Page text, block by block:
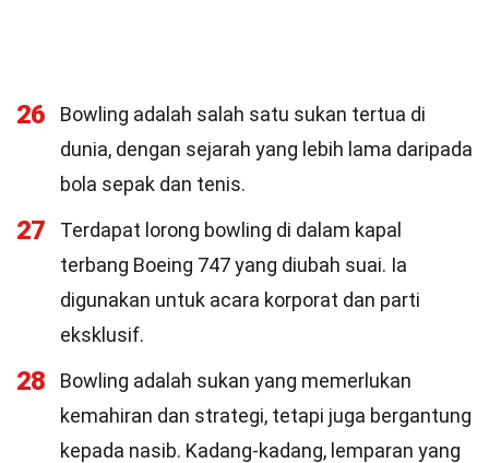
26
Bowling adalah salah satu sukan tertua di
dunia, dengan sejarah yang lebih lama daripada
bola sepak dan tenis.
27
Terdapat lorong bowling di dalam kapal
terbang Boeing 747 yang diubah suai. Ia
digunakan untuk acara korporat dan parti
eksklusif.
28
Bowling adalah sukan yang memerlukan
kemahiran dan strategi, tetapi juga bergantung
kepada nasib. Kadang-kadang, lemparan yang